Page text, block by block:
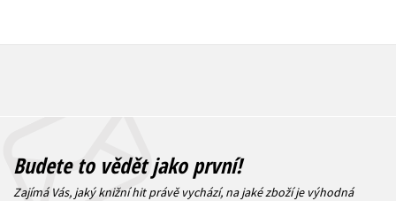
Budete to vědět jako první!
Zajímá Vás, jaký knižní hit právě vychází, na jaké zboží je výhodná